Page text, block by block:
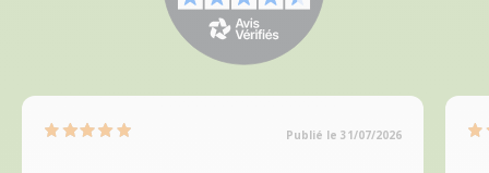
Publié le 31/07/2026